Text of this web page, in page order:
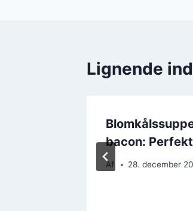
Lignende
bacon:
Af 28. december